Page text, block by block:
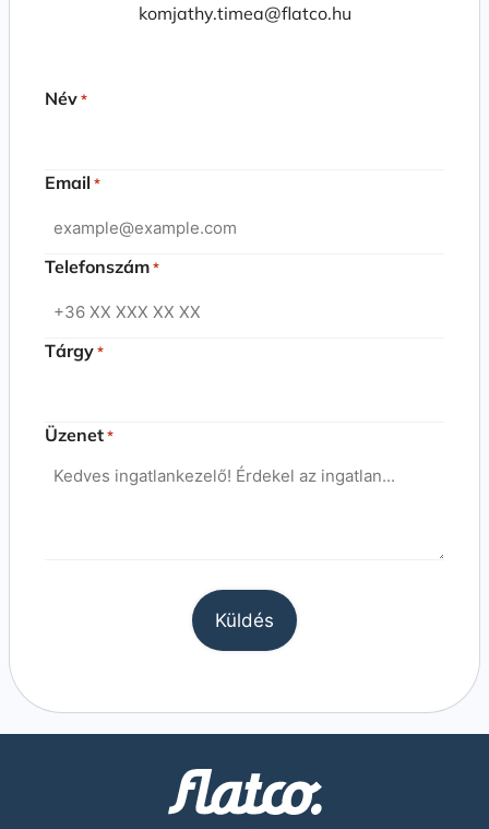
komjathy.timea@flatco.hu
Név *
Email *
Telefonszám *
Tárgy *
Üzenet *